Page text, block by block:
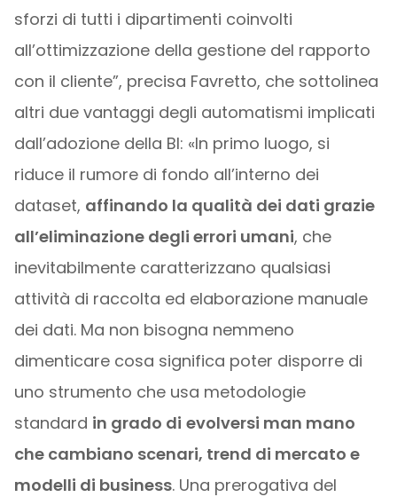
sforzi di tutti i dipartimenti coinvolti
all’ottimizzazione della gestione del rapporto
con il cliente”, precisa Favretto, che sottolinea
altri due vantaggi degli automatismi implicati
dall’adozione della BI: «In primo luogo, si
riduce il rumore di fondo all’interno dei
dataset, affinando la qualità dei dati grazie
all’eliminazione degli errori umani, che
inevitabilmente caratterizzano qualsiasi
attività di raccolta ed elaborazione manuale
dei dati. Ma non bisogna nemmeno
dimenticare cosa significa poter disporre di
uno strumento che usa metodologie
standard in grado di evolversi man mano
che cambiano scenari, trend di mercato e
modelli di business. Una prerogativa del